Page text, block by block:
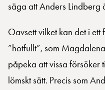
säga att Anders Lindberg
Oavsett vilket kan det i
”hotfullt”, som
påpeka att vissa försöker
lömskt sätt. Precis som